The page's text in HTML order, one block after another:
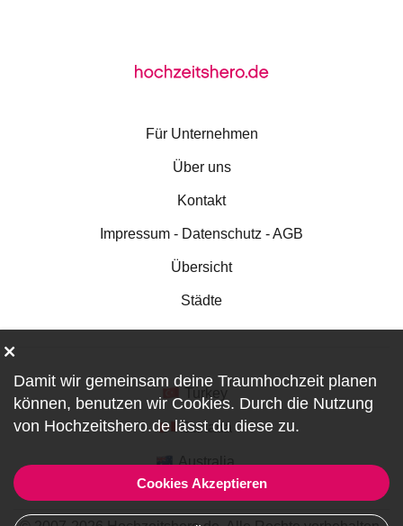
Für Unternehmen
Über uns
Kontakt
Impressum - Datenschutz - AGB
Übersicht
Städte
Canada
Australia
Damit wir gemeinsam deine Traumhochzeit planen
können, benutzen wir Cookies. Durch die Nutzung
von Hochzeitshero.de lässt du diese zu.
Cookies Akzeptieren